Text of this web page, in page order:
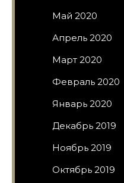
Май 2020
Апрель 2020
Март 2020
Февраль 2020
Январь 2020
Декабрь 2019
Ноябрь 2019
Октябрь 2019